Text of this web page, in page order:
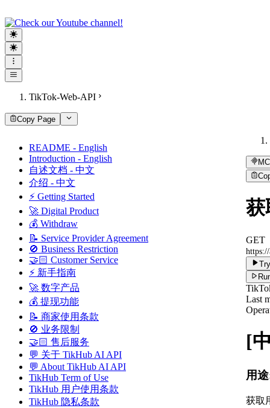
TikTok-Web-API
Copy Page
README - English
Introduction - English
自述文档 - 中文
介绍 - 中文
⚡ Getting Started
🚀 Digital Product
💰 Withdraw
📝 Service Provider Agreement
🚫 Business Restriction
🤝🏻 Customer Service
⚡ 新手指南
🚀 数字产品
💰 提现功能
📝 商家使用条款
🚫 业务限制
🤝🏻 售后服务
💬 关于 TikHub AI API
💬 About TikHub AI API
TikHub Term of Use
TikHub 用户使用条款
TikHub 隐私条款
获
GET
Last
[
用
获取